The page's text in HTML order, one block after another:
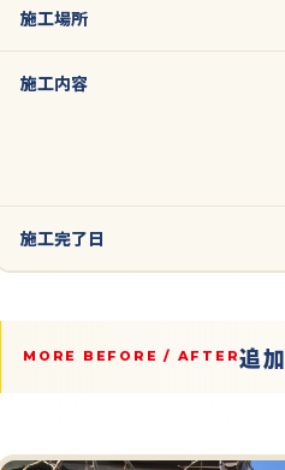
施工場所
施工内容
施工完了日
MORE BEFORE / AFTER追